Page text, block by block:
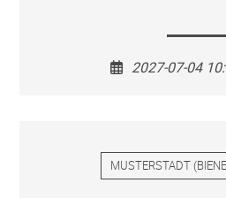
2027-07-04
MUSTERSTADT (